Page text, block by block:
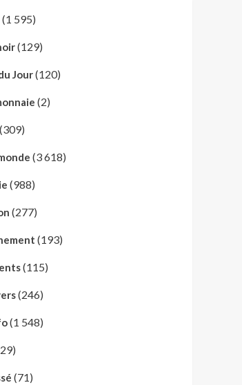
(1 595)
(129)
Jour(120)
(2)
(309)
(3 618)
(988)
(277)
(193)
(115)
(246)
(1 548)
(71)